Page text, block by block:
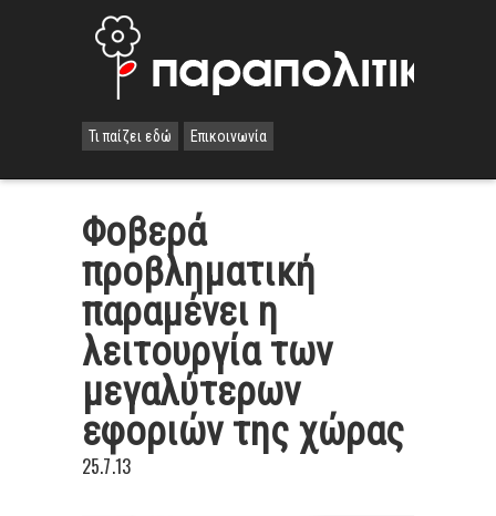
Τι παίζει εδώ Επικοινωνία
Φοβερά
προβληματική
παραμένει η
λειτουργία των
μεγαλύτερων
εφοριών της χώρας
25.7.13